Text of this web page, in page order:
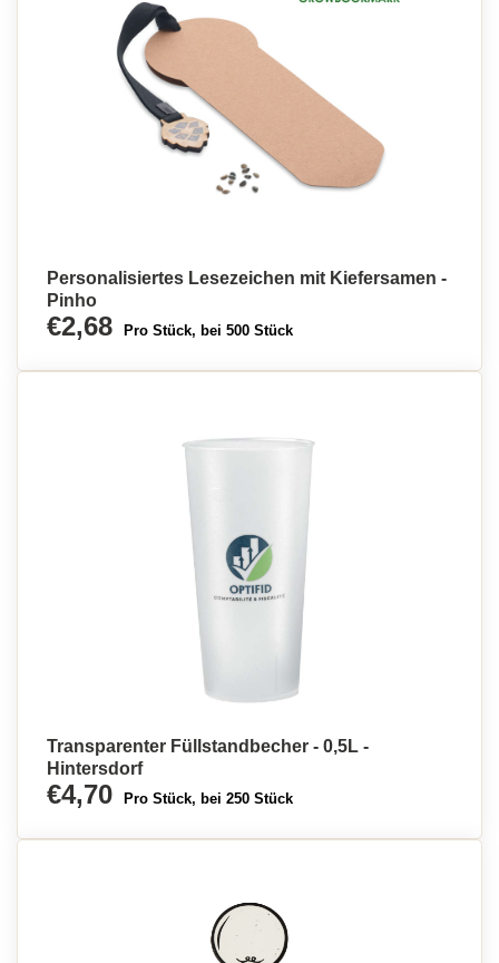
Personalisiertes Lesezeichen mit Kiefersamen -
Pinho
€2,68 Pro Stück, bei 500 Stück
Transparenter Füllstandbecher - 0,5L -
Hintersdorf
€4,70 Pro Stück, bei 250 Stück